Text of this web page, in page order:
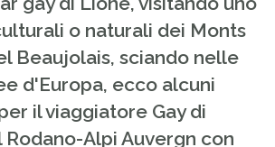
o naturali dei Monts
Beaujolais, sciando nelle
d'Europa, ecco alcuni
il viaggiatore Gay di
Alpi Auvergn con